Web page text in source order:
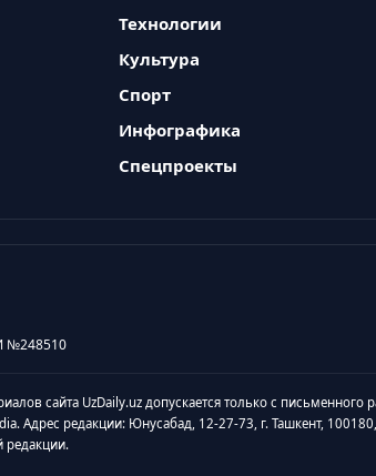
Технологии
Культура
Спорт
Инфографика
Спецпроекты
№248510
сайта UzDaily.uz допускается только с
Адрес редакции: Юнусабад, 12-27-73, г. Ташкент,
редакции.